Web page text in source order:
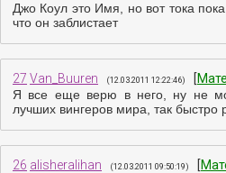
Джо Коул это Имя, но вот тока
что он заблистает
27 Van_Buuren (12.03.2011 12:22:46) [
Я все еще верю в него, ну не
лучших вингеров мира, так быстро
26 alisheralihan (12.03.2011 09:50:19) [